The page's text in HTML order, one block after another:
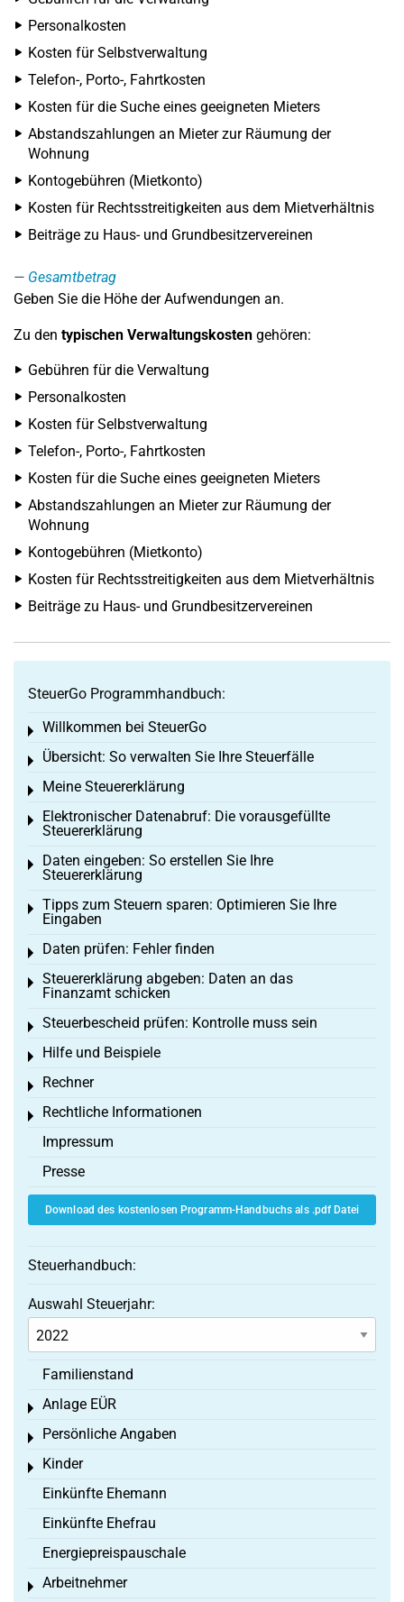
Personalkosten
Kosten für Selbstverwaltung
Telefon-, Porto-, Fahrtkosten
Kosten für die Suche eines geeigneten Mieters
Abstandszahlungen an Mieter zur Räumung der
Wohnung
Kontogebühren (Mietkonto)
Kosten für Rechtsstreitigkeiten aus dem Mietverhältnis
Beiträge zu Haus- und Grundbesitzervereinen
Gesamtbetrag
Geben Sie die Höhe der Aufwendungen an.
Zu den typischen Verwaltungskosten gehören:
Gebühren für die Verwaltung
Personalkosten
Kosten für Selbstverwaltung
Telefon-, Porto-, Fahrtkosten
Kosten für die Suche eines geeigneten Mieters
Abstandszahlungen an Mieter zur Räumung der
Wohnung
Kontogebühren (Mietkonto)
Kosten für Rechtsstreitigkeiten aus dem Mietverhältnis
Beiträge zu Haus- und Grundbesitzervereinen
SteuerGo Programmhandbuch:
Willkommen bei SteuerGo
Toggle menu
Übersicht: So verwalten Sie Ihre Steuerfälle
Toggle menu
Meine Steuererklärung
Toggle menu
Elektronischer Datenabruf: Die vorausgefüllte
Steuererklärung
Toggle menu
Daten eingeben: So erstellen Sie Ihre
Steuererklärung
Toggle menu
Tipps zum Steuern sparen: Optimieren Sie Ihre
Eingaben
Toggle menu
Daten prüfen: Fehler finden
Toggle menu
Steuererklärung abgeben: Daten an das
Finanzamt schicken
Toggle menu
Steuerbescheid prüfen: Kontrolle muss sein
Toggle menu
Hilfe und Beispiele
Toggle menu
Rechner
Toggle menu
Rechtliche Informationen
Toggle menu
Impressum
Presse
Download des kostenlosen Programm-Handbuchs als .pdf Datei
Steuerhandbuch:
Auswahl Steuerjahr:
Familienstand
Anlage EÜR
Toggle menu
Persönliche Angaben
Toggle menu
Kinder
Toggle menu
Einkünfte Ehemann
Einkünfte Ehefrau
Energiepreispauschale
Arbeitnehmer
Toggle menu